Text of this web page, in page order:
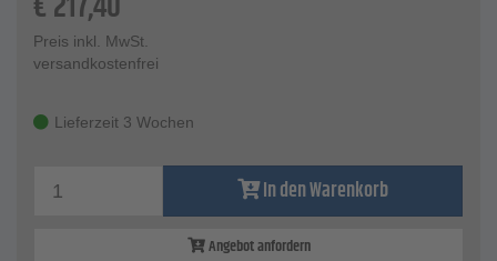
Preis inkl. MwSt.
versandkostenfrei
Lieferzeit 3 Wochen
In den Warenkorb
Angebot anfordern